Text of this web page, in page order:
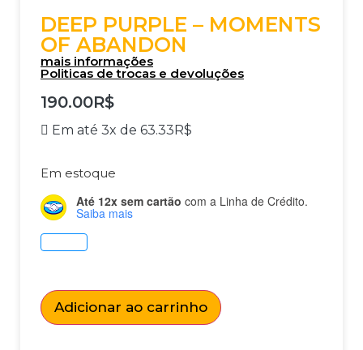
DEEP PURPLE – MOMENTS
OF ABANDON
mais informações
Politicas de trocas e devoluções
190.00R$
Em até 3x de 63.33R$
Em estoque
Até 12x sem cartão com a Linha de Crédito.
Saiba mais
Adicionar ao carrinho